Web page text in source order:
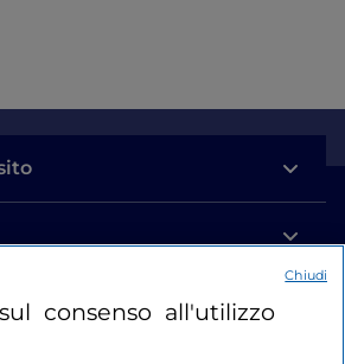
consenso all'utilizzo
Chiudi